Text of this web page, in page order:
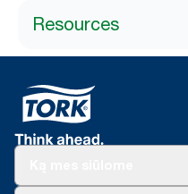
Resources